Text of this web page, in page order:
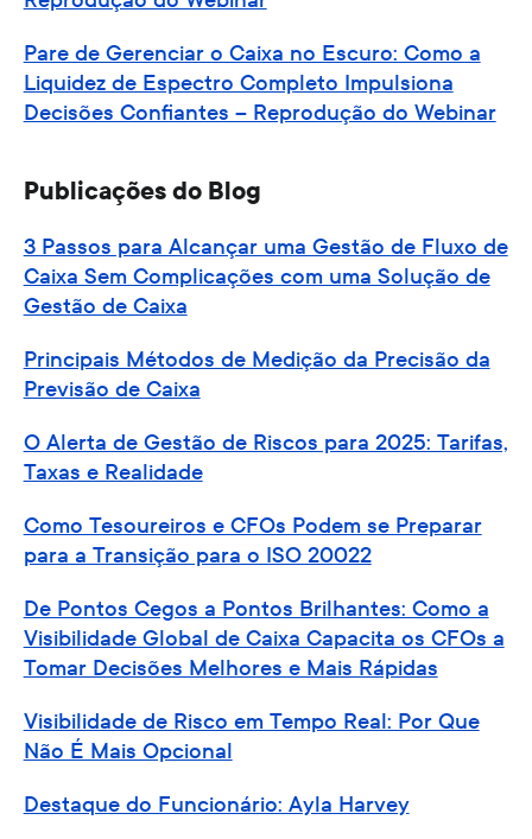
Pare de Gerenciar o Caixa no Escuro: Como a
Liquidez de Espectro Completo Impulsiona
Decisões Confiantes – Reprodução do Webinar
Publicações do Blog
3 Passos para Alcançar uma Gestão de Fluxo de
Caixa Sem Complicações com uma Solução de
Gestão de Caixa
Principais Métodos de Medição da Precisão da
Previsão de Caixa
O Alerta de Gestão de Riscos para 2025: Tarifas,
Taxas e Realidade
Como Tesoureiros e CFOs Podem se Preparar
para a Transição para o ISO 20022
De Pontos Cegos a Pontos Brilhantes: Como a
Visibilidade Global de Caixa Capacita os CFOs a
Tomar Decisões Melhores e Mais Rápidas
Visibilidade de Risco em Tempo Real: Por Que
Não É Mais Opcional
Destaque do Funcionário: Ayla Harvey